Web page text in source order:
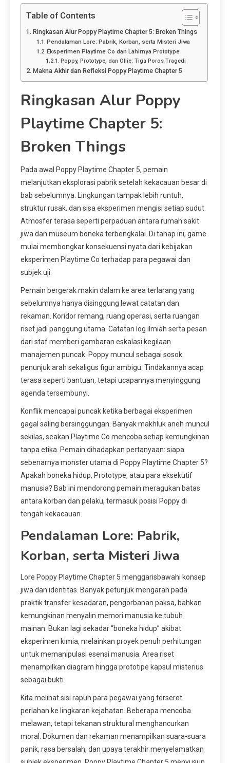
Table of Contents
Ringkasan Alur Poppy Playtime Chapter 5: Broken Things
Pendalaman Lore: Pabrik, Korban, serta Misteri Jiwa
Eksperimen Playtime Co dan Lahirnya Prototype
Poppy, Prototype, dan Ollie: Tiga Poros Tragedi
Makna Akhir dan Refleksi Poppy Playtime Chapter 5
Ringkasan Alur Poppy
Playtime Chapter 5:
Broken Things
Pada awal Poppy Playtime Chapter 5, pemain
melanjutkan eksplorasi pabrik setelah kekacauan besar di
bab sebelumnya. Lingkungan tampak lebih runtuh,
struktur rusak, dan sisa eksperimen mengisi setiap sudut.
Atmosfer terasa seperti perpaduan antara rumah sakit
jiwa dan museum boneka terbengkalai. Di tahap ini, game
mulai membongkar konsekuensi nyata dari kebijakan
eksperimen Playtime Co terhadap para pegawai dan
subjek uji.
Pemain bergerak makin dalam ke area terlarang yang
sebelumnya hanya disinggung lewat catatan dan
rekaman. Koridor remang, ruang operasi, serta ruangan
riset jadi panggung utama. Catatan log ilmiah serta pesan
dari staf memberi gambaran eskalasi kegilaan
manajemen puncak. Poppy muncul sebagai sosok
penunjuk arah sekaligus figur ambigu. Tindakannya acap
terasa seperti bantuan, tetapi ucapannya menyinggung
agenda tersembunyi.
Konflik mencapai puncak ketika berbagai eksperimen
gagal saling bersinggungan. Banyak makhluk aneh muncul
sekilas, seakan Playtime Co mencoba setiap kemungkinan
tanpa etika. Pemain dihadapkan pertanyaan: siapa
sebenarnya monster utama di Poppy Playtime Chapter 5?
Apakah boneka hidup, Prototype, atau para eksekutif
manusia? Bab ini mendorong pemain meragukan batas
antara korban dan pelaku, termasuk posisi Poppy di
tengah kekacauan.
Pendalaman Lore: Pabrik,
Korban, serta Misteri Jiwa
Lore Poppy Playtime Chapter 5 menggarisbawahi konsep
jiwa dan identitas. Banyak petunjuk mengarah pada
praktik transfer kesadaran, pengorbanan paksa, bahkan
kemungkinan menyalin memori manusia ke tubuh
mainan. Bukan lagi sekadar “boneka hidup” akibat
eksperimen kimia, melainkan proyek penuh perhitungan
untuk memanipulasi esensi manusia. Area riset
menampilkan diagram hingga prototipe kapsul misterius
sebagai bukti.
Kita melihat sisi rapuh para pegawai yang terseret
perlahan ke lingkaran kejahatan. Beberapa mencoba
melawan, tetapi tekanan struktural menghancurkan
moral. Dokumen dan rekaman menampilkan suara-suara
panik, rasa bersalah, dan upaya terakhir menyelamatkan